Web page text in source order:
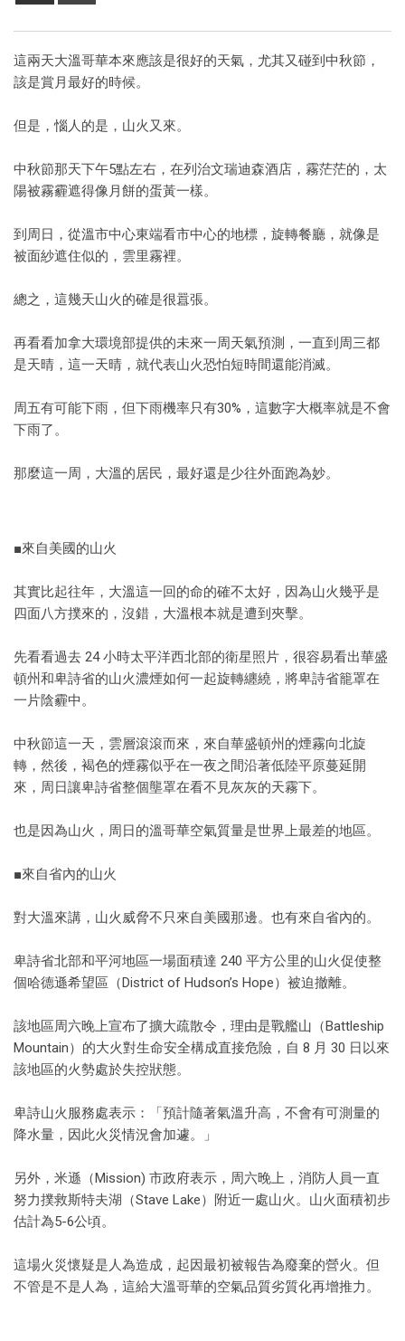
這兩天大溫哥華本來應該是很好的天氣，尤其又碰到中秋節，
該是賞月最好的時候。
但是，惱人的是，山火又來。
中秋節那天下午5點左右，在列治文瑞迪森酒店，霧茫茫的，太
陽被霧霾遮得像月餅的蛋黃一樣。
到周日，從溫市中心東端看市中心的地標，旋轉餐廳，就像是
被面紗遮住似的，雲里霧裡。
總之，這幾天山火的確是很囂張。
再看看加拿大環境部提供的未來一周天氣預測，一直到周三都
是天晴，這一天晴，就代表山火恐怕短時間還能消滅。
周五有可能下雨，但下雨機率只有30%，這數字大概率就是不會
下雨了。
那麼這一周，大溫的居民，最好還是少往外面跑為妙。
■來自美國的山火
其實比起往年，大溫這一回的命的確不太好，因為山火幾乎是
四面八方撲來的，沒錯，大溫根本就是遭到夾擊。
先看看過去 24 小時太平洋西北部的衛星照片，很容易看出華盛
頓州和卑詩省的山火濃煙如何一起旋轉纏繞，將卑詩省籠罩在
一片陰霾中。
中秋節這一天，雲層滾滾而來，來自華盛頓州的煙霧向北旋
轉，然後，褐色的煙霧似乎在一夜之間沿著低陸平原蔓延開
來，周日讓卑詩省整個壟罩在看不見灰灰的天霧下。
也是因為山火，周日的溫哥華空氣質量是世界上最差的地區。
■來自省內的山火
對大溫來講，山火威脅不只來自美國那邊。也有來自省內的。
卑詩省北部和平河地區一場面積達 240 平方公里的山火促使整
個哈德遜希望區（District of Hudson’s Hope）被迫撤離。
該地區周六晚上宣布了擴大疏散令，理由是戰艦山（Battleship
Mountain）的大火對生命安全構成直接危險，自 8 月 30 日以來
該地區的火勢處於失控狀態。
卑詩山火服務處表示：「預計隨著氣溫升高，不會有可測量的
降水量，因此火災情況會加遽。」
另外，米遜（Mission) 市政府表示，周六晚上，消防人員一直
努力撲救斯特夫湖（Stave Lake）附近一處山火。山火面積初步
估計為5-6公頃。
這場火災懷疑是人為造成，起因最初被報告為廢棄的營火。但
不管是不是人為，這給大溫哥華的空氣品質劣質化再增推力。